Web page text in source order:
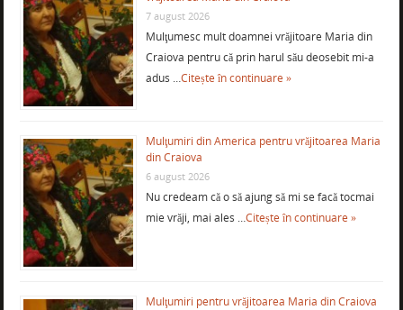
7 august 2026
Mulţumesc mult doamnei vrăjitoare Maria din
Craiova pentru că prin harul său deosebit mi-a
adus …Citește în continuare »
Mulţumiri din America pentru vrăjitoarea Maria
din Craiova
6 august 2026
Nu credeam că o să ajung să mi se facă tocmai
mie vrăji, mai ales …Citește în continuare »
Mulţumiri pentru vrăjitoarea Maria din Craiova